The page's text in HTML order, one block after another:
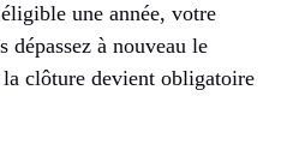
une année, votre
à nouveau le
clôture devient obligatoire